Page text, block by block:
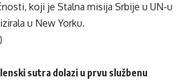
koji je Stalna misija Srbije u UN-u
u New Yorku.
sutra dolazi u prvu službenu